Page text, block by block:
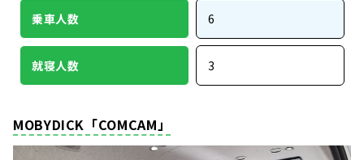
乗車人数 6
就寝人数 3
MOBYDICK「COMCAM」